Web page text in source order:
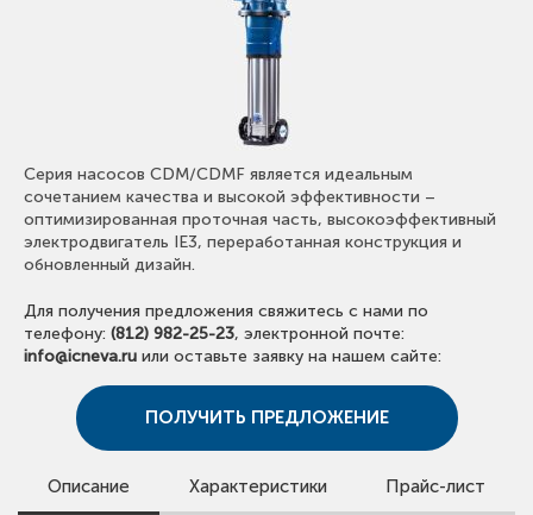
Серия насосов CDM/CDMF является идеальным
сочетанием качества и высокой эффективности –
оптимизированная проточная часть, высокоэффективный
электродвигатель IE3, переработанная конструкция и
обновленный дизайн.
Для получения предложения свяжитесь с нами по
телефону: (812) 982-25-23, электронной почте:
info@icneva.ru или оставьте заявку на нашем сайте:
ПОЛУЧИТЬ ПРЕДЛОЖЕНИЕ
Описание Характеристики Прайс-лист